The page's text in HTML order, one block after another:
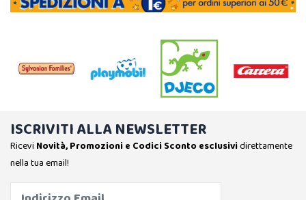
ISCRIVITI ALLA NEWSLETTER
Ricevi Novità, Promozioni e Codici Sconto esclusividirettamente
nella tua email!